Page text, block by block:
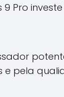
Pro
e pela